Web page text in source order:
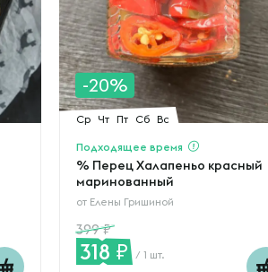
-20%
Ср Чт Пт Сб Вс
Подходящее время
% Перец Халапеньо красный
маринованный
от Елены Гришиной
399
318 / 1 шт.